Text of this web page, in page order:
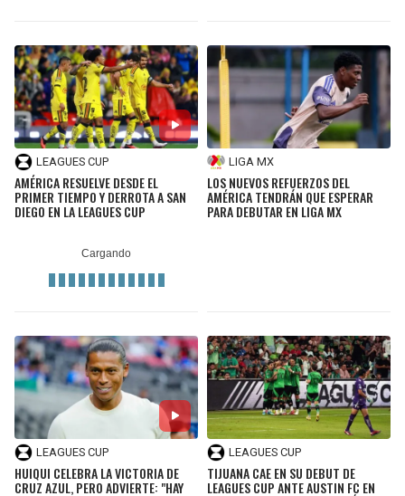
LEAGUES CUP
AMÉRICA RESUELVE DESDE EL
PRIMER TIEMPO Y DERROTA A SAN
DIEGO EN LA LEAGUES CUP
LIGA MX
LOS NUEVOS REFUERZOS DEL
AMÉRICA TENDRÁN QUE ESPERAR
PARA DEBUTAR EN LIGA MX
LEAGUES CUP
HUIQUI CELEBRA LA VICTORIA DE
CRUZ AZUL, PERO ADVIERTE: "HAY
LEAGUES CUP
TIJUANA CAE EN SU DEBUT DE
LEAGUES CUP ANTE AUSTIN FC EN